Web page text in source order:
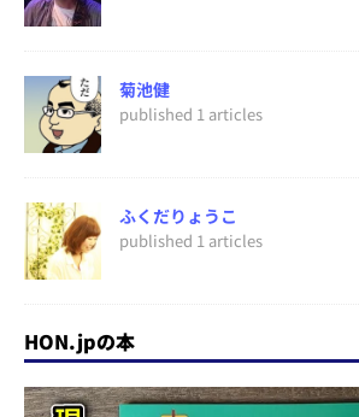
菊池健
published 1 articles
ふくだりょうこ
published 1 articles
HON.jpの本